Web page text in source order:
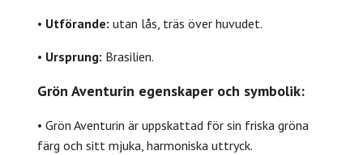
• Utförande: utan lås, träs över huvudet.
• Ursprung: Brasilien.
Grön Aventurin egenskaper och symbolik:
• Grön Aventurin är uppskattad för sin friska gröna
färg och sitt mjuka, harmoniska uttryck.